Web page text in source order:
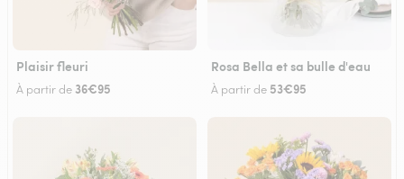
Plaisir fleuri
À partir de 36€95
Rosa Bella et sa bulle d'eau
À partir de 53€95